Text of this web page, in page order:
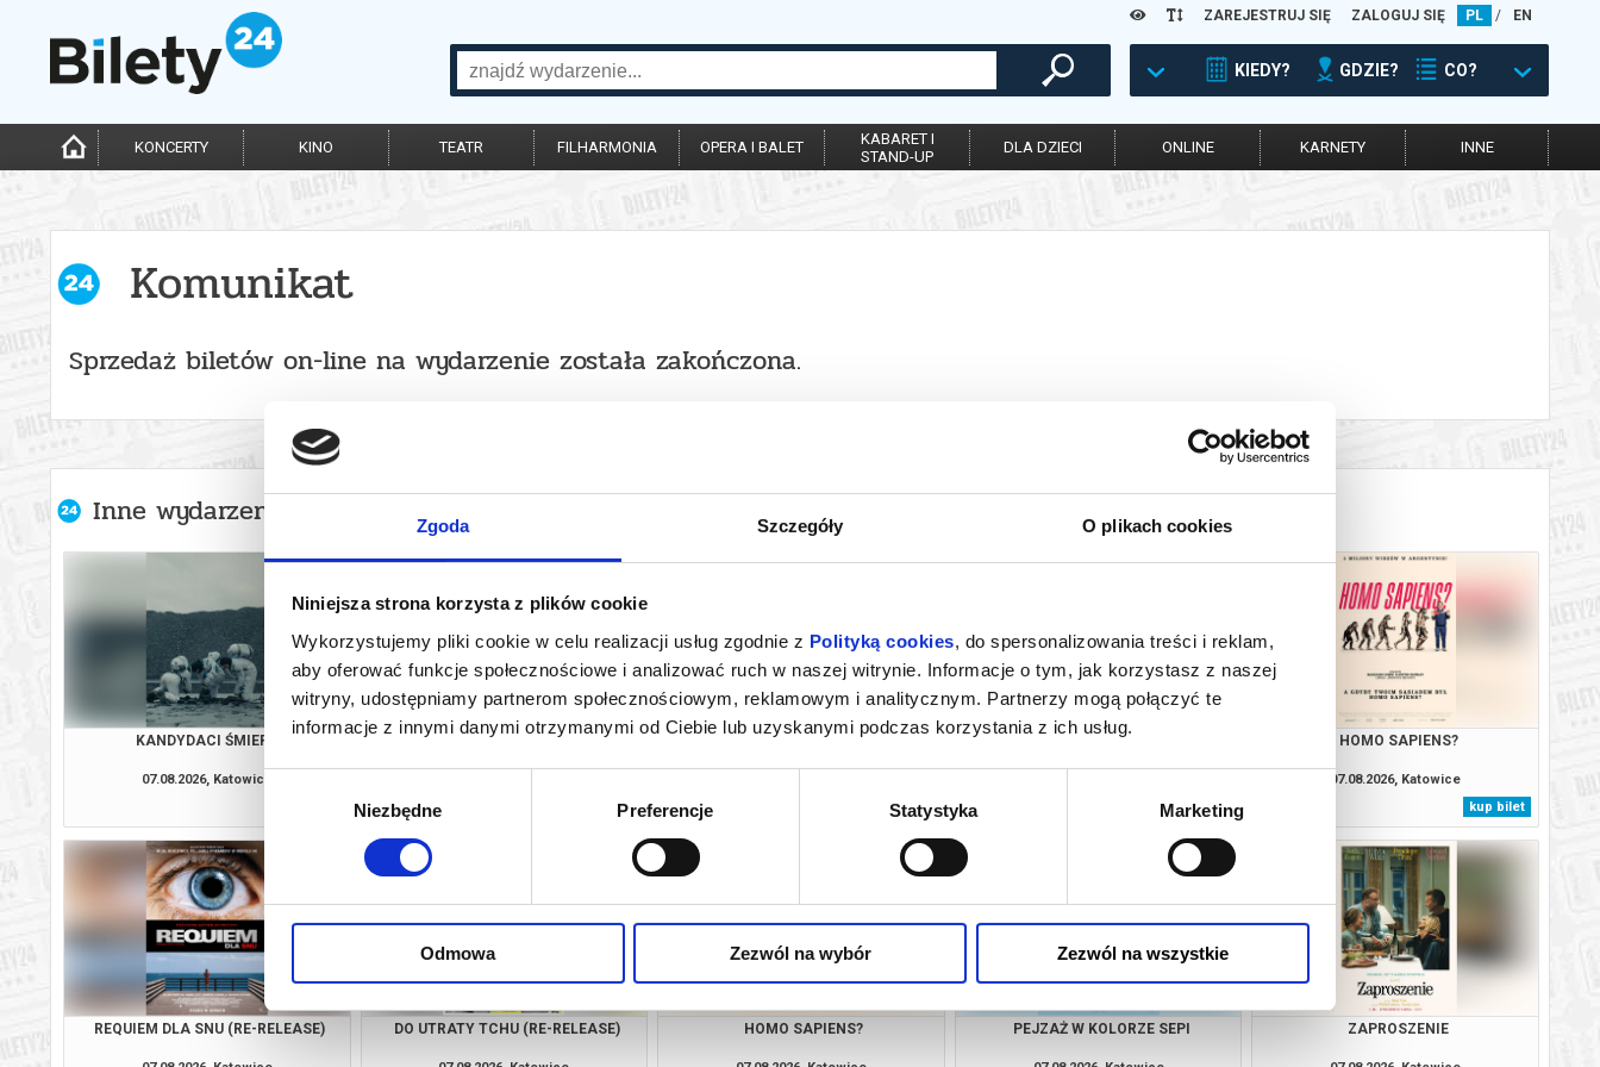
Zgoda Szczegóły O plikach cookies
Niniejsza strona korzysta z plików cookie
Wykorzystujemy pliki cookie w celu realizacji usług zgodnie z Polityką cookies, do spersonalizowania treści i reklam,
aby oferować funkcje społecznościowe i analizować ruch w naszej witrynie. Informacje o tym, jak korzystasz z naszej
witryny, udostępniamy partnerom społecznościowym, reklamowym i analitycznym. Partnerzy mogą połączyć te
informacje z innymi danymi otrzymanymi od Ciebie lub uzyskanymi podczas korzystania z ich usług.
Niezbędne Preferencje Statystyka Marketing
Odmowa Zezwól na wybór Zezwól na wszystkie
ZAREJESTRUJ SIĘ ZALOGUJ SIĘ PL / EN
KIEDY? GDZIE? CO?
KONCERTY KINO TEATR FILHARMONIA OPERA I BALET
KABARET I
STAND-UP
DLA DZIECI ONLINE KARNETY INNE
Komunikat
Sprzedaż biletów on-line na wydarzenie została zakończona.
Inne wydarzenia organizatora
KANDYDACI ŚMIERCI
07.08.2026, Katowice
OSTATNI KONSJERŻ
kup bilet
DRUGIE ŻYCIE
kup bilet
BAŁTYK
kup bilet
HOMO SAPIENS?
07.08.2026, Katowice
kup bilet
REQUIEM DLA SNU (RE-RELEASE) DO UTRATY TCHU (RE-RELEASE) HOMO SAPIENS? PEJZAŻ W KOLORZE SEPI ZAPROSZENIE